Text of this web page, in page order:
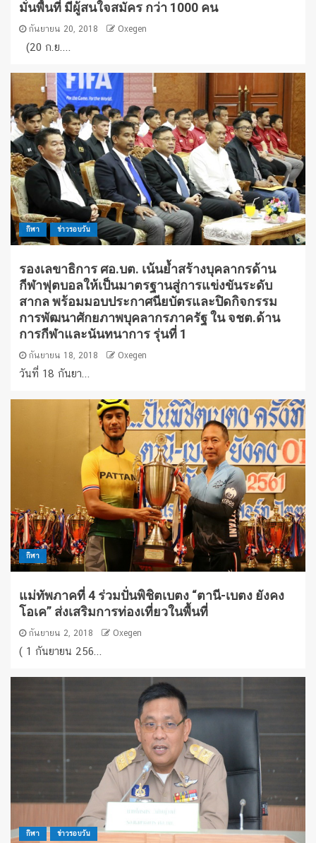
มั่นพื้นที่ มีผู้สนใจสมัคร กว่า 1000 คน
กันยายน 20, 2018 Oxegen
(20 ก.ย....
กีฬา ข่าวรอบวัน
รองเลขาธิการ ศอ.บต. เน้นย้ำสร้างบุคลากรด้าน
กีฬาฟุตบอลให้เป็นมาตรฐานสู่การแข่งขันระดับ
สากล พร้อมมอบประกาศนียบัตรและปิดกิจกรรม
การพัฒนาศักยภาพบุคลากรภาครัฐ ใน จชต.ด้าน
การกีฬาและนันทนาการ รุ่นที่ 1
กันยายน 18, 2018 Oxegen
วันที่ 18 กันยา...
กีฬา
แม่ทัพภาคที่ 4 ร่วมปั่นพิชิตเบตง “ตานี-เบตง ยังคง
โอเค” ส่งเสริมการท่องเที่ยวในพื้นที่
กันยายน 2, 2018 Oxegen
( 1 กันยายน 256...
กีฬา ข่าวรอบวัน